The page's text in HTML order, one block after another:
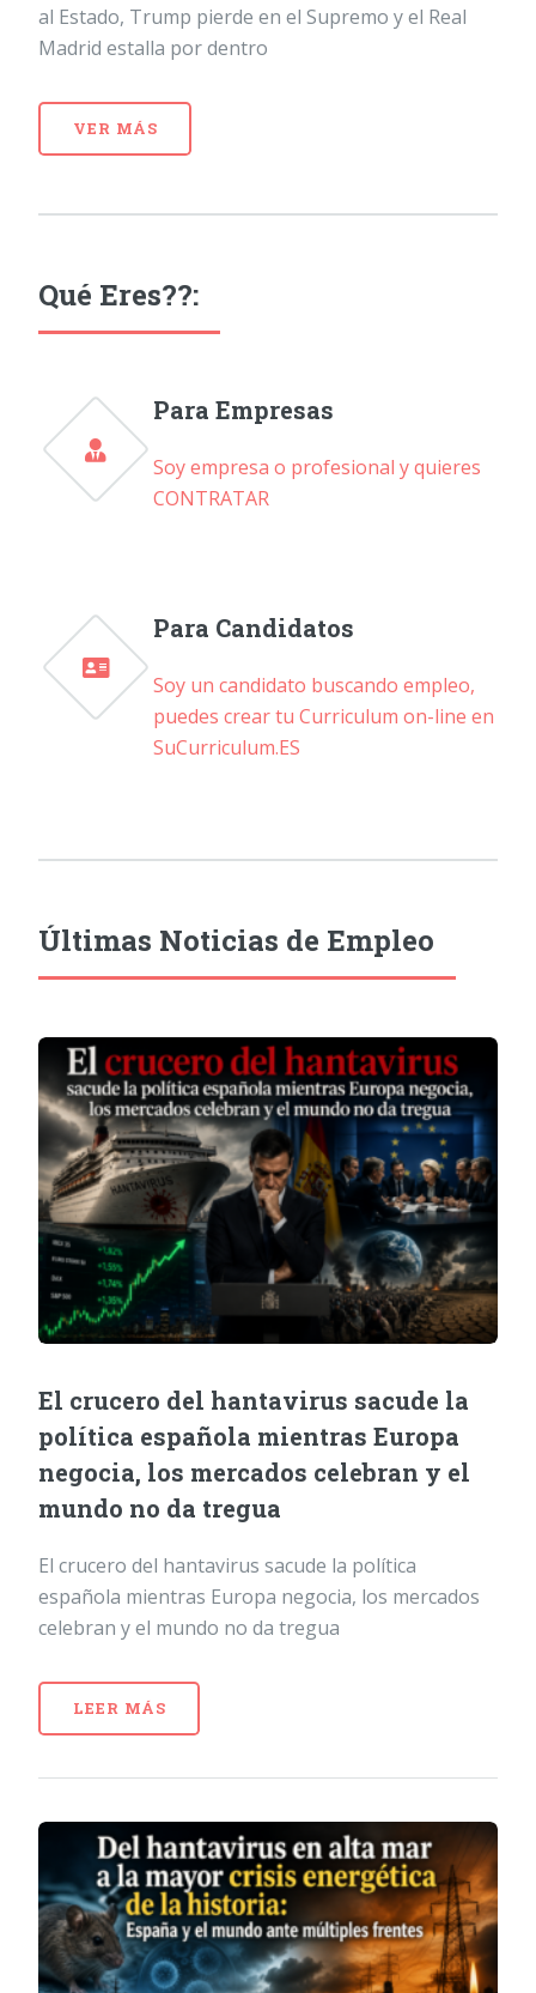
al Estado, Trump pierde en el Supremo y el Real
Madrid estalla por dentro
VER MÁS
Qué Eres??:
Para Empresas
Soy empresa o profesional y quieres
CONTRATAR
Para Candidatos
Soy un candidato buscando empleo,
puedes crear tu Curriculum on-line en
SuCurriculum.ES
Últimas Noticias de Empleo
El crucero del hantavirus sacude la
política española mientras Europa
negocia, los mercados celebran y el
mundo no da tregua
El crucero del hantavirus sacude la política
española mientras Europa negocia, los mercados
celebran y el mundo no da tregua
LEER MÁS